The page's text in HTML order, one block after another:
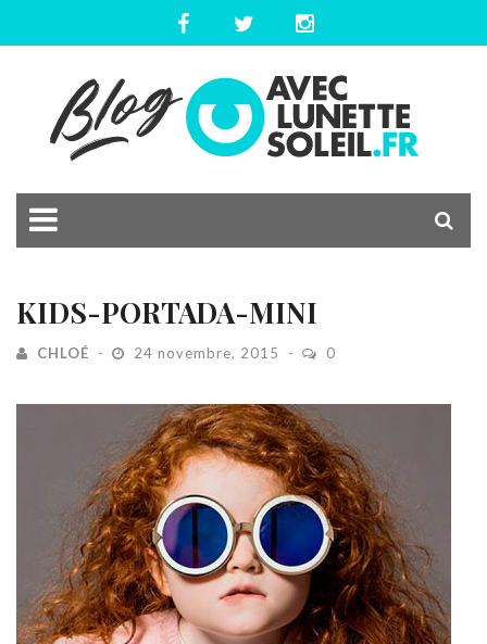
KIDS-PORTADA-MINI
CHLOÉ 24 novembre, 2015 0